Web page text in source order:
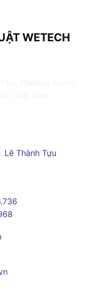
WETECH
Lê Thành Tựu